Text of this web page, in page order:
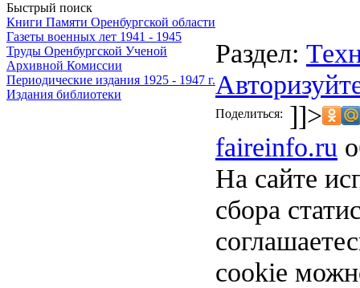
Быстрый поиск
Книги Памяти Оренбургской области
Газеты военных лет 1941 - 1945
Труды Оренбургской Ученой
Архивной Комиссии
Периодические издания 1925 - 1947 г.
Издания библиотеки
Раздел:
Поделиться: ]]>
faireinfo.ru
На сайте
сбора
cookie